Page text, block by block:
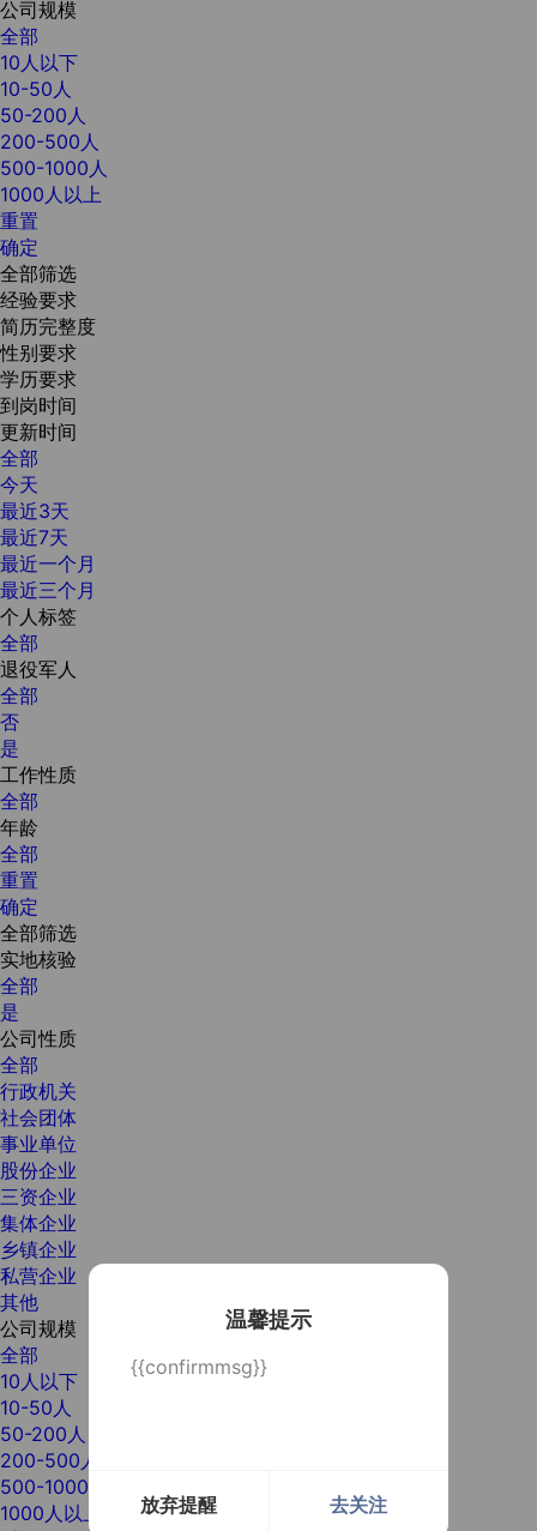
温馨提示
{{confirmmsg}}
放弃提醒 去关注
公司规模
全部
10人以下
10-50人
50-200人
200-500人
500-1000人
1000人以上
重置
确定
全部筛选
经验要求
简历完整度
性别要求
学历要求
到岗时间
更新时间
全部
今天
最近3天
最近7天
最近一个月
最近三个月
个人标签
全部
退役军人
全部
否
是
工作性质
全部
年龄
全部
重置
确定
全部筛选
实地核验
全部
是
公司性质
全部
行政机关
社会团体
事业单位
股份企业
三资企业
集体企业
乡镇企业
私营企业
其他
公司规模
全部
10人以下
10-50人
50-200人
200-500人
500-1000人
1000人以上